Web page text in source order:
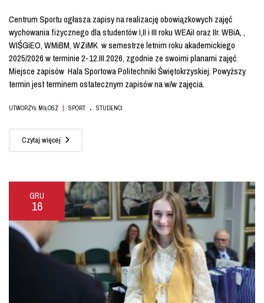
Centrum Sportu ogłasza zapisy na realizację obowiązkowych zajęć
wychowania fizycznego dla studentów I,II i III roku WEAiI oraz IIr. WBiA, ,
WIŚGiEO, WMiBM, WZiMK w semestrze letnim roku akademickiego
2025/2026 w terminie 2-12.III.2026, zgodnie ze swoimi planami zajęć.
Miejsce zapisów Hala Sportowa Politechniki Świętokrzyskiej. Powyższy
termin jest terminem ostatecznym zapisów na w/w zajęcia.
UTWORZYŁ MIŁOSZ | SPORT . STUDENCI
Czytaj więcej
GRU
16